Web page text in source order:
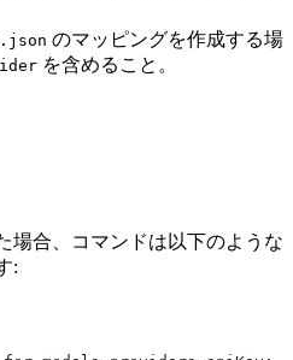
のマッピングを作成する場
を含めること。
場合、コマンドは以下のような
: